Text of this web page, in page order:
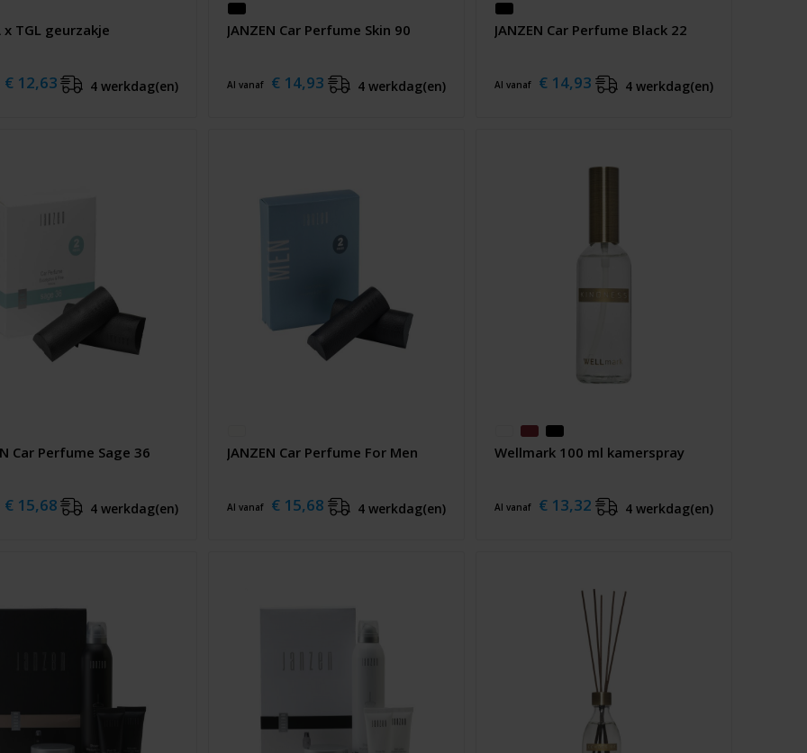
x TGL geurzakje
€ 12,63 4 werkdag(en)
JANZEN Car Perfume Skin 90
Al vanaf € 14,93 4 werkdag(en)
JANZEN Car Perfume Black 22
Al vanaf € 14,93 4 werkdag(en)
Car Perfume Sage 36
€ 15,68 4 werkdag(en)
JANZEN Car Perfume For Men
Al vanaf € 15,68 4 werkdag(en)
Wellmark 100 ml kamerspray
Al vanaf € 13,32 4 werkdag(en)